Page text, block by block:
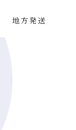
地方発送